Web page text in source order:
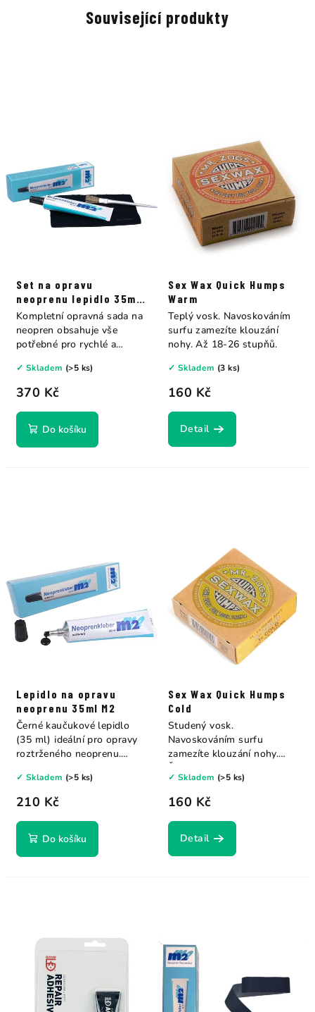
Související produkty
Set na opravu
neoprenu lepidlo 35ml
M2
370 Kč
✓ Skladem (>5 ks)
Do košíku
Kompletní opravná sada na
neopren obsahuje vše
potřebné pro rychlé a
Sex Wax Quick Humps
Warm
160 Kč
✓ Skladem (3 ks)
Detail
Teplý vosk. Navoskováním
surfu zamezíte klouzání
nohy. Až 18-26 stupňů.
Lepidlo na opravu
neoprenu 35ml M2
210 Kč
✓ Skladem (>5 ks)
Do košíku
Černé kaučukové lepidlo
(35 ml) ideální pro opravy
roztrženého neoprenu.
Sex Wax Quick Humps
Cold
160 Kč
✓ Skladem (>5 ks)
Detail
Studený vosk.
Navoskováním surfu
zamezíte klouzání nohy.
Žlutá - X Cold 14C...